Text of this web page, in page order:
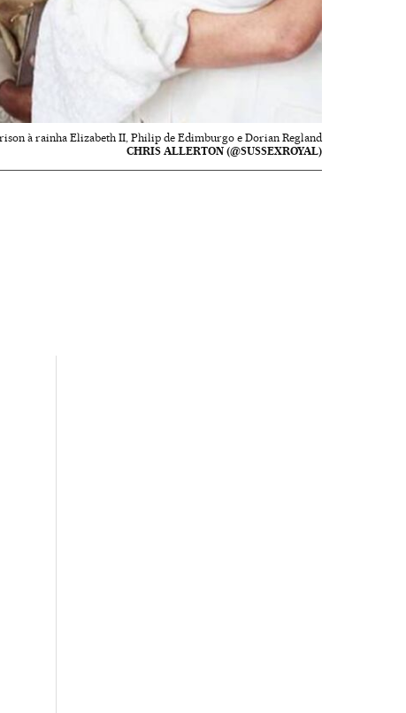
à rainha Elizabeth II, Philip de Edimburgo e Dorian Regland
CHRIS ALLERTON (@SUSSEXROYAL)